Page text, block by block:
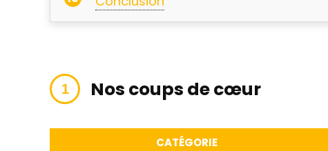
Nos coups de cœur
CATÉGORIE